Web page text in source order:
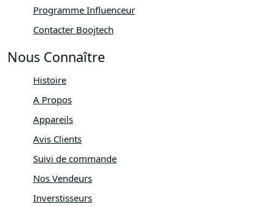
Programme Influenceur
Contacter Boojtech
Nous Connaître
Histoire
A Propos
Appareils
Avis Clients
Suivi de commande
Nos Vendeurs
Inverstisseurs